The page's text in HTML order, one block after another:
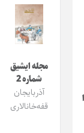
مجله ایشیق
شماره 2
آذربایجان
قفه‌خانالاری